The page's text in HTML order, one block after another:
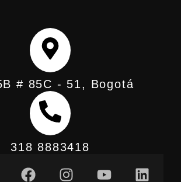
318 8883418
# 85C - 51, Bogotá